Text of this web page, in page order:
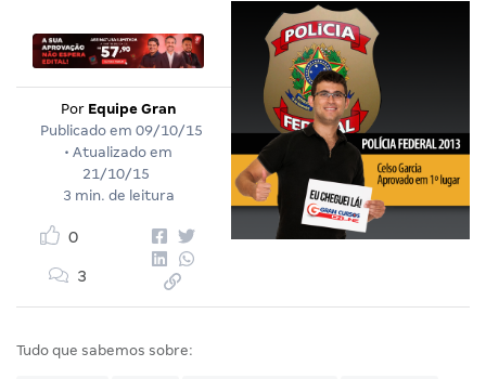
Por Equipe Gran
Publicado em 09/10/15
• Atualizado em
21/10/15
3 min. de leitura
0
3
Tudo que sabemos sobre: